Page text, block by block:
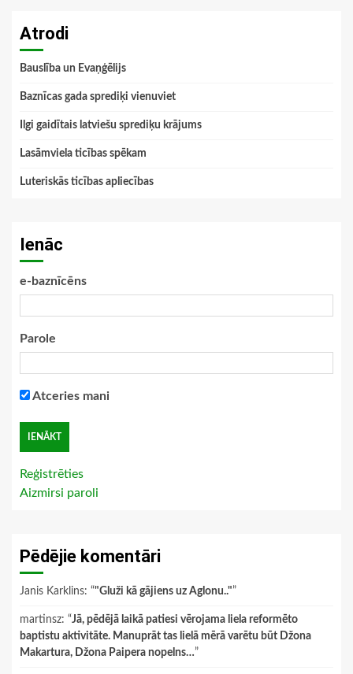
Atrodi
Bauslība un Evaņģēlijs
Baznīcas gada sprediķi vienuviet
Ilgi gaidītais latviešu sprediķu krājums
Lasāmviela ticības spēkam
Luteriskās ticības apliecības
Ienāc
e-baznīcēns
Parole
Atceries mani
Reģistrēties
Aizmirsi paroli
Pēdējie komentāri
Janis Karklins: “"Gluži kā gājiens uz Aglonu.."”
martinsz: “Jā, pēdējā laikā patiesi vērojama liela reformēto
baptistu aktivitāte. Manuprāt tas lielā mērā varētu būt Džona
Makartura, Džona Paipera nopelns…”